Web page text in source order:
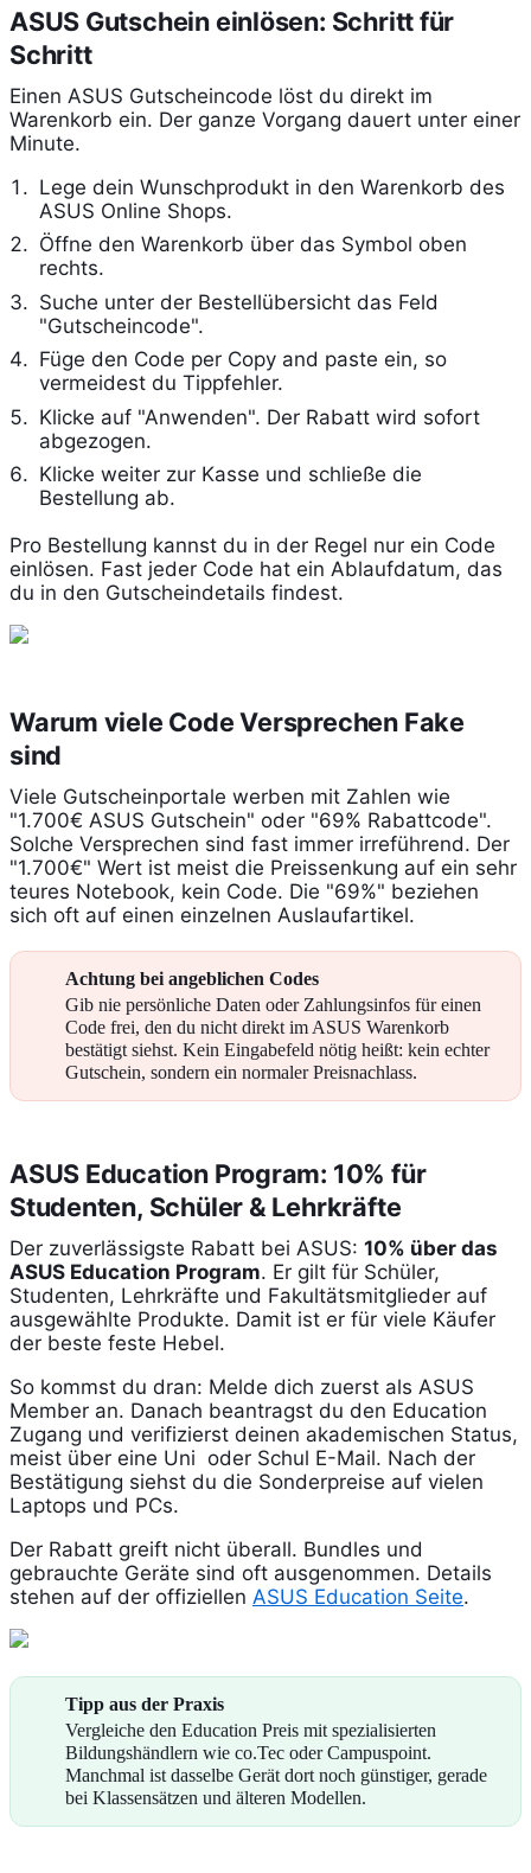
ASUS Gutschein einlösen: Schritt für
Schritt
Einen ASUS Gutscheincode löst du direkt im
Warenkorb ein. Der ganze Vorgang dauert unter einer
Minute.
Lege dein Wunschprodukt in den Warenkorb des
ASUS Online Shops.
Öffne den Warenkorb über das Symbol oben
rechts.
Suche unter der Bestellübersicht das Feld
"Gutscheincode".
Füge den Code per Copy and paste ein, so
vermeidest du Tippfehler.
Klicke auf "Anwenden". Der Rabatt wird sofort
abgezogen.
Klicke weiter zur Kasse und schließe die
Bestellung ab.
Pro Bestellung kannst du in der Regel nur ein Code
einlösen. Fast jeder Code hat ein Ablaufdatum, das
du in den Gutscheindetails findest.
Warum viele Code Versprechen Fake
sind
Viele Gutscheinportale werben mit Zahlen wie
"1.700€ ASUS Gutschein" oder "69% Rabattcode".
Solche Versprechen sind fast immer irreführend. Der
"1.700€" Wert ist meist die Preissenkung auf ein sehr
teures Notebook, kein Code. Die "69%" beziehen
sich oft auf einen einzelnen Auslaufartikel.
Achtung bei angeblichen Codes
Gib nie persönliche Daten oder Zahlungsinfos für einen
Code frei, den du nicht direkt im ASUS Warenkorb
bestätigt siehst. Kein Eingabefeld nötig heißt: kein echter
Gutschein, sondern ein normaler Preisnachlass.
ASUS Education Program: 10% für
Studenten, Schüler & Lehrkräfte
Der zuverlässigste Rabatt bei ASUS: 10% über das
ASUS Education Program. Er gilt für Schüler,
Studenten, Lehrkräfte und Fakultätsmitglieder auf
ausgewählte Produkte. Damit ist er für viele Käufer
der beste feste Hebel.
So kommst du dran: Melde dich zuerst als ASUS
Member an. Danach beantragst du den Education
Zugang und verifizierst deinen akademischen Status,
meist über eine Uni oder Schul E-Mail. Nach der
Bestätigung siehst du die Sonderpreise auf vielen
Laptops und PCs.
Der Rabatt greift nicht überall. Bundles und
gebrauchte Geräte sind oft ausgenommen. Details
stehen auf der offiziellen ASUS Education Seite.
Tipp aus der Praxis
Vergleiche den Education Preis mit spezialisierten
Bildungshändlern wie co.Tec oder Campuspoint.
Manchmal ist dasselbe Gerät dort noch günstiger, gerade
bei Klassensätzen und älteren Modellen.